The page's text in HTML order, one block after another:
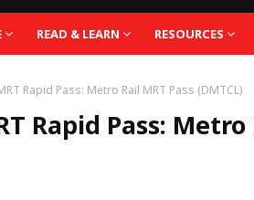
READ & LEARN RESOURCES
MRT Rapid Pass: Metro Rail MRT Pass (DMTCL)
MRT Rapid Pass: